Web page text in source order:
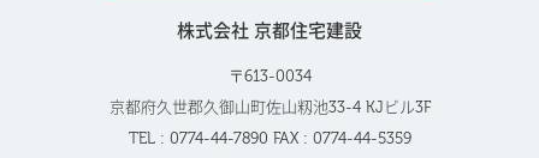
株式会社 京都住宅建設
〒613-0034
京都府久世郡久御山町佐山籾池33-4 KJビル3F
TEL : 0774-44-7890 FAX : 0774-44-5359